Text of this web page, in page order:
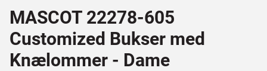
MASCOT 22278-605
Customized Bukser med
Knælommer - Dame